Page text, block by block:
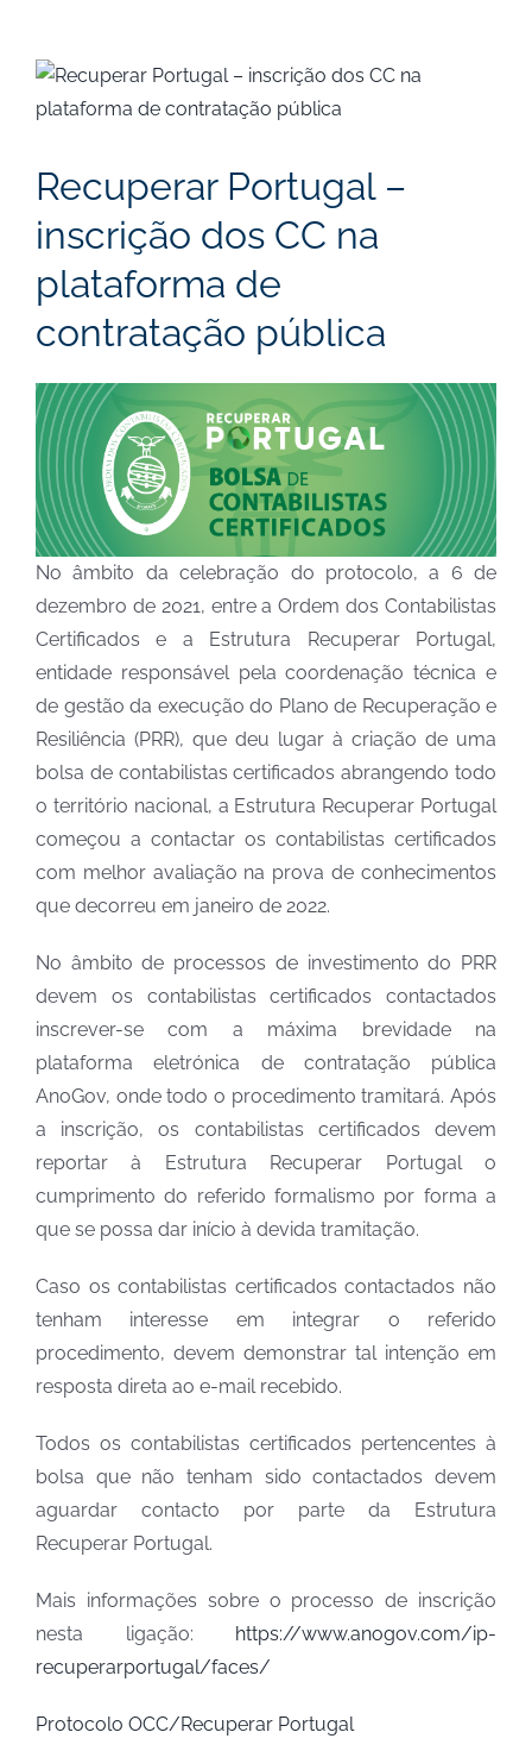
View
Larger
Recuperar Portugal –
inscrição dos CC na
plataforma de
contratação pública
No âmbito da celebração do protocolo, a 6 de
dezembro de 2021, entre a Ordem dos Contabilistas
Certificados e a Estrutura Recuperar Portugal,
entidade responsável pela coordenação técnica e
de gestão da execução do Plano de Recuperação e
Resiliência (PRR), que deu lugar à criação de uma
bolsa de contabilistas certificados abrangendo todo
o território nacional, a Estrutura Recuperar Portugal
começou a contactar os contabilistas certificados
com melhor avaliação na prova de conhecimentos
que decorreu em janeiro de 2022.
No âmbito de processos de investimento do PRR
devem os contabilistas certificados contactados
inscrever-se com a máxima brevidade na
plataforma eletrónica de contratação pública
AnoGov, onde todo o procedimento tramitará. Após
a inscrição, os contabilistas certificados devem
reportar à Estrutura Recuperar Portugal o
cumprimento do referido formalismo por forma a
que se possa dar início à devida tramitação.
Caso os contabilistas certificados contactados não
tenham interesse em integrar o referido
procedimento, devem demonstrar tal intenção em
resposta direta ao e-mail recebido.
Todos os contabilistas certificados pertencentes à
bolsa que não tenham sido contactados devem
aguardar contacto por parte da Estrutura
Recuperar Portugal.
Mais informações sobre o processo de inscrição
nesta ligação: https://www.anogov.com/ip-
recuperarportugal/faces/
Protocolo OCC/Recuperar Portugal